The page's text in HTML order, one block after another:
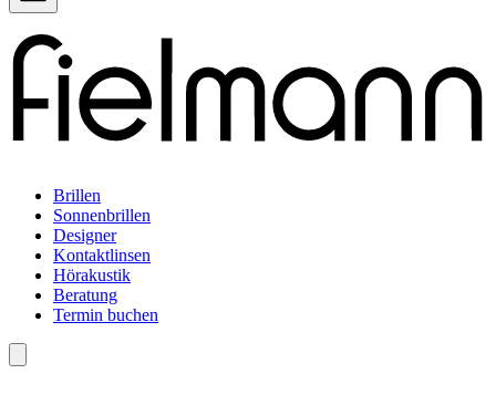
Brillen
Sonnenbrillen
Designer
Kontaktlinsen
Hörakustik
Beratung
Termin buchen